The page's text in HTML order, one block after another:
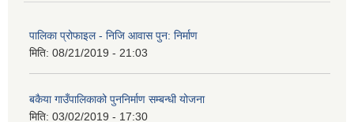
पालिका प्रोफाइल - निजि आवास पुन: निर्माण
मिति: 08/21/2019 - 21:03
बकैया गाउँपालिकाको पुननिर्माण सम्बन्धी योजना
मिति: 03/02/2019 - 17:30